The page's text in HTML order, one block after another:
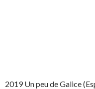
2019 Un peu de Galice